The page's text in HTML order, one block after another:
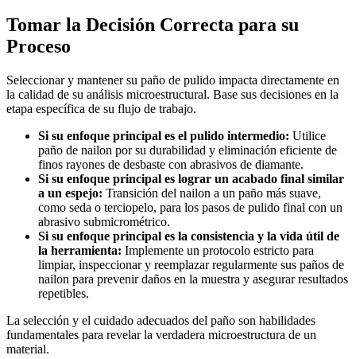
Tomar la Decisión Correcta para su
Proceso
Seleccionar y mantener su paño de pulido impacta directamente en
la calidad de su análisis microestructural. Base sus decisiones en la
etapa específica de su flujo de trabajo.
Si su enfoque principal es el pulido intermedio: Utilice
paño de nailon por su durabilidad y eliminación eficiente de
finos rayones de desbaste con abrasivos de diamante.
Si su enfoque principal es lograr un acabado final similar
a un espejo: Transición del nailon a un paño más suave,
como seda o terciopelo, para los pasos de pulido final con un
abrasivo submicrométrico.
Si su enfoque principal es la consistencia y la vida útil de
la herramienta: Implemente un protocolo estricto para
limpiar, inspeccionar y reemplazar regularmente sus paños de
nailon para prevenir daños en la muestra y asegurar resultados
repetibles.
La selección y el cuidado adecuados del paño son habilidades
fundamentales para revelar la verdadera microestructura de un
material.